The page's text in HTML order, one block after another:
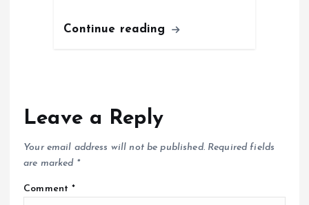
Continue reading
Leave a Reply
Your email address will not be published. Required fields
are marked *
Comment*